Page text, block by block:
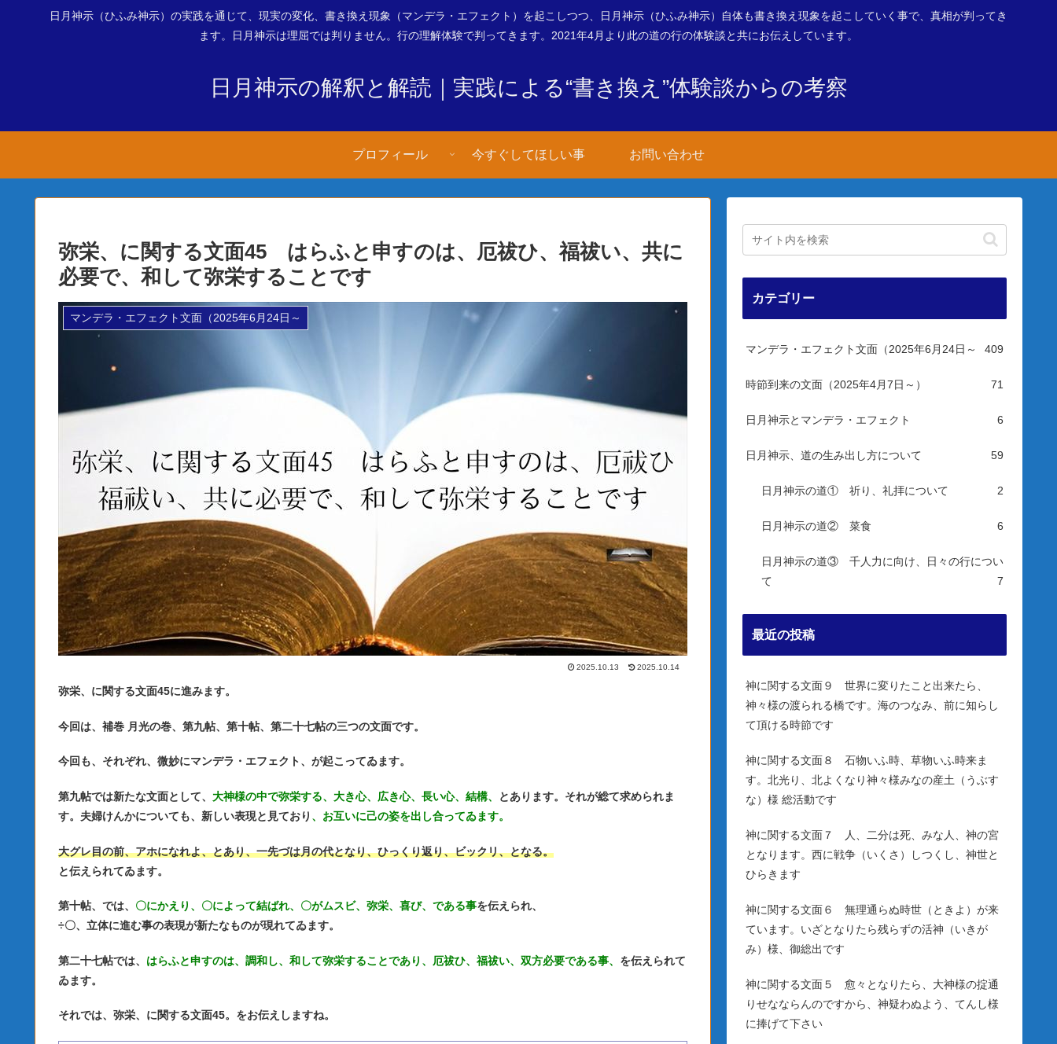
日月神示（ひふみ神示）の実践を通じて、現実の変化、書き換え現象（マンデラ・エフェクト）を起こしつつ、日月神示（ひふみ神示）自体も書き換え現象を起こしていく事で、真相が判ってき
ます。日月神示は理屈では判りません。行の理解体験で判ってきます。2021年4月より此の道の行の体験談と共にお伝えしています。
日月神示の解釈と解読｜実践による“書き換え”体験談からの考察
プロフィール 今すぐしてほしい事 お問い合わせ
弥栄、に関する文面45 はらふと申すのは、厄祓ひ、福祓い、共に
必要で、和して弥栄することです
マンデラ・エフェクト文面（2025年6月24日～
2025.10.13 2025.10.14
弥栄、に関する文面45に進みます。
今回は、補巻 月光の巻、第九帖、第十帖、第二十七帖の三つの文面です。
今回も、それぞれ、微妙にマンデラ・エフェクト、が起こってゐます。
第九帖では新たな文面として、 大神様の中で弥栄する、大き心、広き心、長い心、結構、
とあります。それが総て求められま
す。 夫婦けんかについても、新しい表現と見ており 、お互いに己の姿を出し合ってゐます。
大グレ目の前、アホになれよ、とあり、一先づは月の代となり、ひっくり返り、ビックリ、となる。
と伝えられてゐます。
第十帖、では、 〇にかえり、〇によって結ばれ、 〇がムスビ、弥栄、喜び、である事を伝えられ、
÷〇、立体に進む事の表現が新たなものが現れてゐます。
第二十七帖では、 はらふと申すのは、調和し、和して弥栄することであり、厄祓ひ、福祓い、双方必要である事、 を伝えられて
ゐます。
それでは、弥栄、に関する文面45。をお伝えしますね。
カテゴリー
マンデラ・エフェクト文面（2025年6月24日～ 409
時節到来の文面（2025年4月7日～） 71
日月神示とマンデラ・エフェクト 6
日月神示、道の生み出し方について 59
日月神示の道① 祈り、礼拝について 2
日月神示の道② 菜食 6
日月神示の道③ 千人力に向け、日々の行につい
て
7
最近の投稿
神に関する文面９ 世界に変りたこと出来たら、
神々様の渡られる橋です。海のつなみ、前に知らし
て頂ける時節です
神に関する文面８ 石物いふ時、草物いふ時来ま
す。北光り、北よくなり神々様みなの産土（うぶす
な）様 総活動です
神に関する文面７ 人、二分は死、みな人、神の宮
となります。西に戦争（いくさ）しつくし、神世と
ひらきます
神に関する文面６ 無理通らぬ時世（ときよ）が来
ています。いざとなりたら残らずの活神（いきが
み）様、御総出です
神に関する文面５ 愈々となりたら、大神様の掟通
りせなならんのですから、神疑わぬよう、てんし様
に捧げて下さい